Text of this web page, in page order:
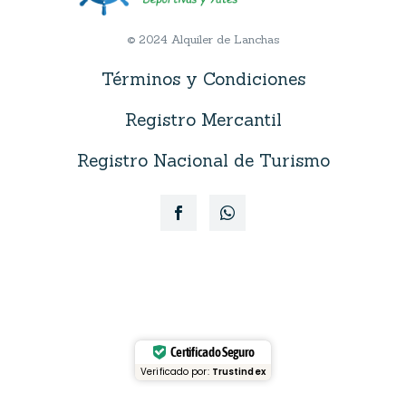
© 2024 Alquiler de Lanchas
Términos y Condiciones
Registro Mercantil
Registro Nacional de Turismo
Certificado Seguro
Verificado por: Trustindex